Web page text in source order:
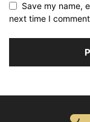
Save my name,
next time I